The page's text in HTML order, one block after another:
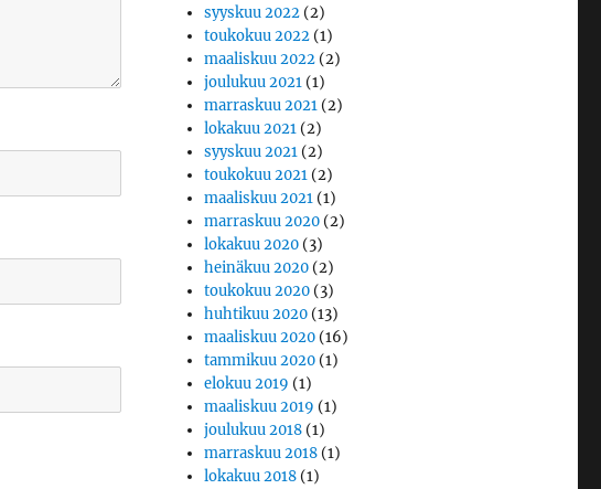
syyskuu 2022 (2)
toukokuu 2022 (1)
maaliskuu 2022 (2)
joulukuu 2021 (1)
marraskuu 2021 (2)
lokakuu 2021 (2)
syyskuu 2021 (2)
toukokuu 2021 (2)
maaliskuu 2021 (1)
marraskuu 2020 (2)
lokakuu 2020 (3)
heinäkuu 2020 (2)
toukokuu 2020 (3)
huhtikuu 2020 (13)
maaliskuu 2020 (16)
tammikuu 2020 (1)
elokuu 2019 (1)
maaliskuu 2019 (1)
joulukuu 2018 (1)
marraskuu 2018 (1)
lokakuu 2018 (1)